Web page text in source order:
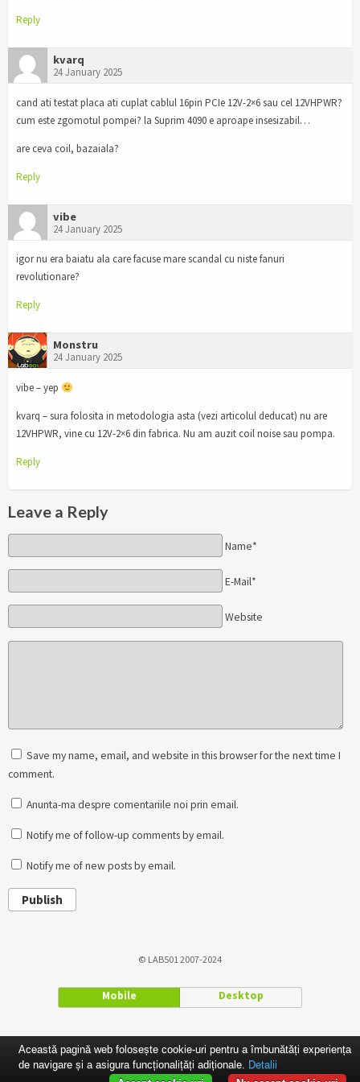
Reply
kvarq
24 January 2025
cand ati testat placa ati cuplat cablul 16pin PCIe 12V-2×6 sau cel 12VHPWR?
cum este zgomotul pompei? la Suprim 4090 e aproape insesizabil…
are ceva coil, bazaiala?
Reply
vibe
24 January 2025
igor nu era baiatu ala care facuse mare scandal cu niste fanuri
revolutionare?
Reply
Monstru
24 January 2025
vibe – yep
kvarq – sura folosita in metodologia asta (vezi articolul deducat) nu are
12VHPWR, vine cu 12V-2×6 din fabrica. Nu am auzit coil noise sau pompa.
Reply
Leave a Reply
Name*
E-Mail*
Website
Save my name, email, and website in this browser for the next time I
comment.
Anunta-ma despre comentariile noi prin email.
Notify me of follow-up comments by email.
Notify me of new posts by email.
Publish
© LAB501 2007-2024
Mobile Desktop
Această pagină web folosește cookie-uri pentru a îmbunătăți experiența
de navigare și a asigura funcționalițăți adiționale. Detalii